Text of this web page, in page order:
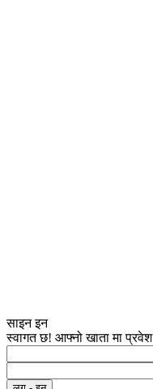
साइन इन
स्वागत छ! आफ्नो खाता मा प्रवेश